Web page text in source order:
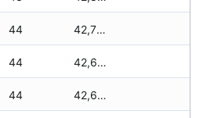
44 42,780 zł
44 42,640 zł
44 42,640 zł